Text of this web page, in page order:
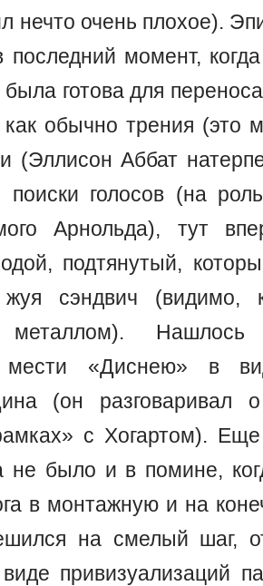
нечто очень плохое).
последний момент,
готова для
обычно трения (это
(Эллисон Аббат
голосов (на
Арнольда), тут
подтянутый,
сэндвич (видимо,
металлом).
мести «Диснею» в
(он разговаривал
с Хогартом). Еще
не было и в помине,
в монтажную и на
на смелый шаг,
привизуализаций